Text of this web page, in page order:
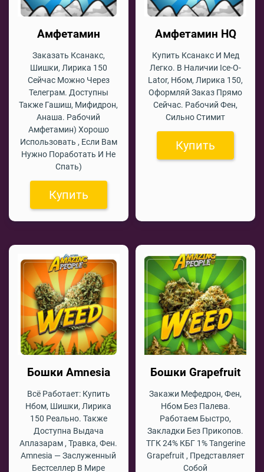
Амфетамин
Заказать Ксанакс,
Шишки, Лирика 150
Сейчас Можно Через
Телеграм. Доступны
Также Гашиш, Мифидрон,
Анаша. Рабочий
Амфетамин) Хорошо
Использовать , Если Вам
Нужно Поработать И Не
Спать)
Купить
Амфетамин HQ
Купить Ксанакс И Мед
Легко. В Наличии Ice-O-
Lator, Нбом, Лирика 150,
Оформляй Заказ Прямо
Сейчас. Рабочий Фен,
Сильно Стимит
Купить
Бошки Amnesia
Всё Работает: Купить
Нбом, Шишки, Лирика
150 Реально. Также
Доступна Выдача
Аплазарам , Травка, Фен.
Amnesia — Заслуженный
Бестселлер В Мире
Бошки Grapefruit
Закажи Мефедрон, Фен,
Нбом Без Палева.
Работаем Быстро,
Закладки Без Прикопов.
ТГК 24% КБГ 1% Tangerine
Grapefruit , Представляет
Собой